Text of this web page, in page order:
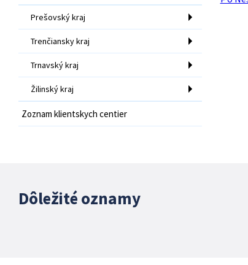
Prešovský kraj
Trenčiansky kraj
Trnavský kraj
Žilinský kraj
Zoznam klientskych centier
Dôležité oznamy